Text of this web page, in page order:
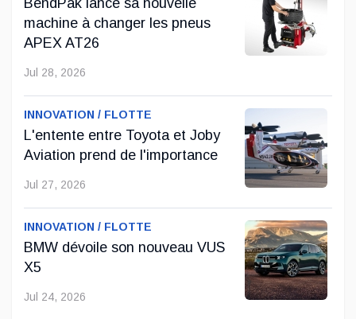
Mai 01, 2026
Genesis Canada s'associe à Lane Hutson des
Canadiens de Montréal
Genesis Canada poursuit son positionnement dans l'univers
du luxe et du sport professionnel en annonçant un nouveau
partenariat avec Lane Hutson, défenseur des Canadiens de
Avr 29, 2026
machine à changer les pneus
APEX AT26
Jul 28, 2026
INNOVATION / FLOTTE
L'entente entre Toyota et Joby
Aviation prend de l'importance
Jul 27, 2026
INNOVATION / FLOTTE
BMW dévoile son nouveau VUS
X5
Jul 24, 2026